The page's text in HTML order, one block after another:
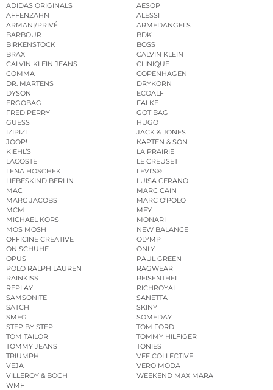
ADIDAS ORIGINALS
AESOP
AFFENZAHN
ALESSI
ARMANI/PRIVÉ
ARMEDANGELS
BARBOUR
BDK
BIRKENSTOCK
BOSS
BRAX
CALVIN KLEIN
CALVIN KLEIN JEANS
CLINIQUE
COMMA
COPENHAGEN
DR. MARTENS
DRYKORN
DYSON
ECOALF
ERGOBAG
FALKE
FRED PERRY
GOT BAG
GUESS
HUGO
IZIPIZI
JACK & JONES
JOOP!
KAPTEN & SON
KIEHL’S
LA PRAIRIE
LACOSTE
LE CREUSET
LENA HOSCHEK
LEVI’S®
LIEBESKIND BERLIN
LUISA CERANO
MAC
MARC CAIN
MARC JACOBS
MARC O’POLO
MCM
MEY
MICHAEL KORS
MONARI
MOS MOSH
NEW BALANCE
OFFICINE CREATIVE
OLYMP
ON SCHUHE
ONLY
OPUS
PAUL GREEN
POLO RALPH LAUREN
RAGWEAR
RAINKISS
REISENTHEL
REPLAY
RICHROYAL
SAMSONITE
SANETTA
SATCH
SKINY
SMEG
SOMEDAY
STEP BY STEP
TOM FORD
TOM TAILOR
TOMMY HILFIGER
TOMMY JEANS
TONIES
TRIUMPH
VEE COLLECTIVE
VEJA
VERO MODA
VILLEROY & BOCH
WEEKEND MAX MARA
WMF